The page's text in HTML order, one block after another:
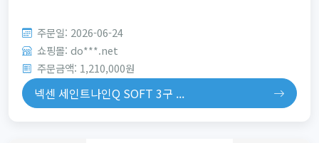
주문일: 2026-06-24
쇼핑몰: do***.net
주문금액: 1,210,000원
넥센 세인트나인Q SOFT 3구 ...